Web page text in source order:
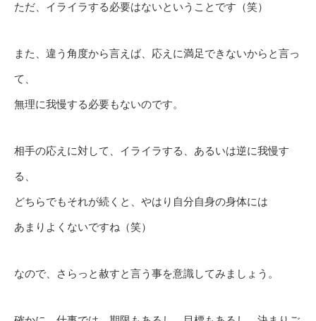
ただ、イライラする必要はないということです（笑）
また、違う角度から言えば、応えに満足できないからと言っ
て、
無理に我慢する必要もないのです。
相手の応えに対して、イライラする、あるいは逆に我慢す
る、
どちらでもそれが続くと、やはり自分自身の身体には
あまりよくないですね（笑）
なので、さらっと赦すと言う事を意識してみましょう。